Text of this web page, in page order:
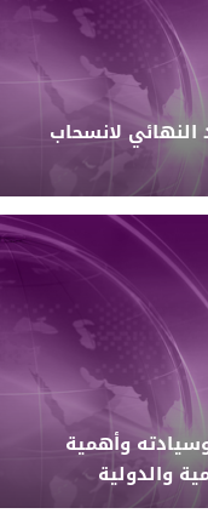
النهائي لانسحاب
وأهمية
والدولية